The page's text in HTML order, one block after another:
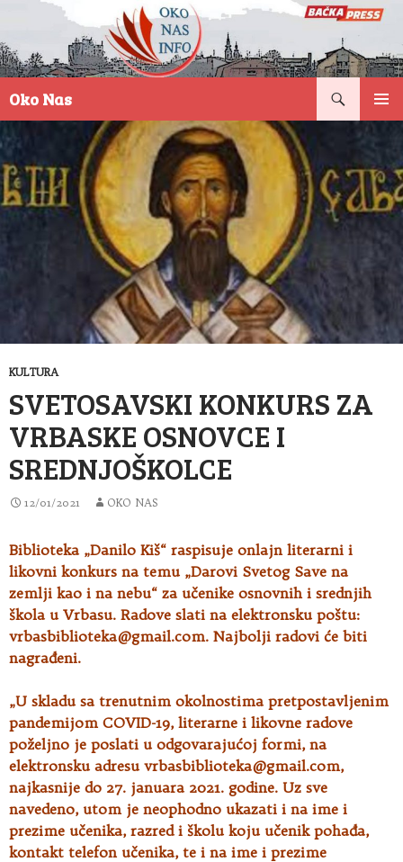
Oko Nas
NA
SADRŽAJ
KULTURA
SVETOSAVSKI KONKURS ZA
VRBASKE OSNOVCE I
SREDNJOŠKOLCE
12/01/2021 OKO NAS
Biblioteka „Danilo Kiš“ raspisuje onlajn literarni i
likovni konkurs na temu „Darovi Svetog Save na
zemlji kao i na nebu“ za učenike osnovnih i srednjih
škola u Vrbasu. Radove slati na elektronsku poštu:
vrbasbiblioteka@gmail.com. Najbolji radovi će biti
nagrađeni.
„U skladu sa trenutnim okolnostima pretpostavljenim
pandemijom COVID-19, literarne i likovne radove
poželjno je poslati u odgovarajućoj formi, na
elektronsku adresu vrbasbiblioteka@gmail.com,
najkasnije do 27. januara 2021. godine. Uz sve
navedeno, utom je neophodno ukazati i na ime i
prezime učenika, razred i školu koju učenik pohađa,
kontakt telefon učenika, te i na ime i prezime